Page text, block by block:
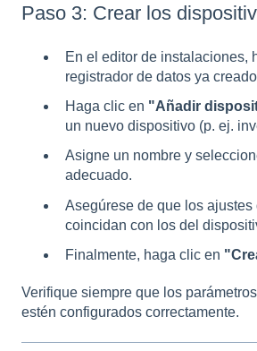
Paso 3: Crear los
En el editor de instalaciones,
registrador de datos ya
Haga clic en "Añadir
un nuevo dispositivo (p. ej.
Asigne un nombre y
adecuado.
Asegúrese de que los
coincidan con los del
Finalmente, haga clic en
Verifique siempre que los
estén configurados correctamente.